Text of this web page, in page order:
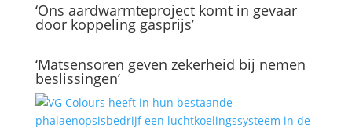
‘Ons aardwarmteproject komt in gevaar
door koppeling gasprijs’
‘Matsensoren geven zekerheid bij nemen
beslissingen’